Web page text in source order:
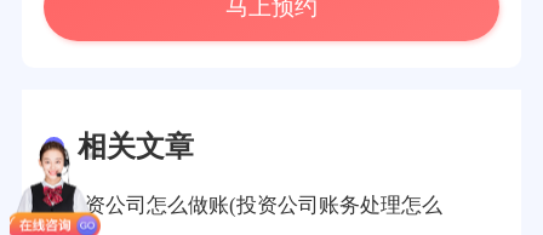
马上预约
相关文章
长投资公司怎么做账(投资公司账务处理怎么